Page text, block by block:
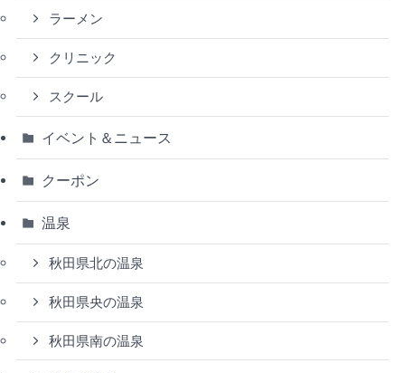
ラーメン
クリニック
スクール
イベント＆ニュース
クーポン
温泉
秋田県北の温泉
秋田県央の温泉
秋田県南の温泉